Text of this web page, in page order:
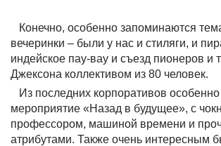
Конечно, особенно запоминаются
вечеринки – были у нас и стиляги, и
индейское пау-вау и съезд пионеров и
Джексона коллективом из 80 человек.
Из последних корпоративов
мероприятие «Назад в будущее», с
профессором, машиной времени и
атрибутами. Также очень интересным